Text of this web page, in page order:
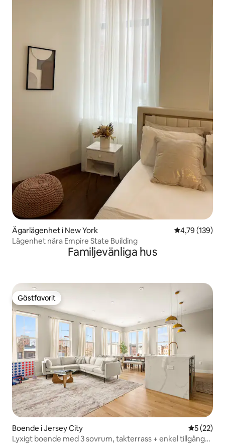
Ägarlägenhet i New York 4,79 av 5 i
4,79 (139)
Lägenhet nära Empire State Building
Familjevänliga hus
Gästfavorit
Gästfavorit
Boende i Jersey City 5 av 5 i
5 (22)
Lyxigt boende med 3 sovrum, takterrass + enkel tillgång